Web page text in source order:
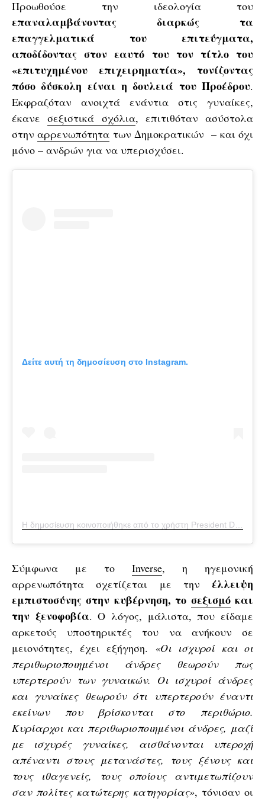
Προωθούσε την ιδεολογία του
επαναλαμβάνοντας διαρκώς τα
επαγγελματικά του επιτεύγματα,
αποδίδοντας στον εαυτό του τον τίτλο του
«επιτυχημένου επιχειρηματία», τονίζοντας
πόσο δύσκολη είναι η δουλειά του Προέδρου.
Εκφραζόταν ανοιχτά ενάντια στις γυναίκες,
έκανεσεξιστικά σχόλια, επιτιθόταν ασύστολα
στηναρρενωπότητα των Δημοκρατικών – και όχι
μόνο – ανδρών για να υπερισχύσει.
Δείτε αυτή τη δημοσίευση στο Instagram.
Η δημοσίευση κοινοποιήθηκε από το χρήστη President Donald J. Trump (@realdonaldtrump)
Σύμφωνα με το Inverse, η ηγεμονική
αρρενωπότητα σχετίζεται με την έλλειψη
εμπιστοσύνης στην κυβέρνηση, το σεξισμόκαι
την ξενοφοβία. Ο λόγος, μάλιστα, που είδαμε
αρκετούς υποστηρικτές του να ανήκουν σε
μειονότητες, έχει εξήγηση. «Οι ισχυροί και οι
περιθωριοποιημένοι άνδρες θεωρούν πως
υπερτερούν των γυναικών. Οι ισχυροί άνδρες
και γυναίκες θεωρούν ότι υπερτερούν έναντι
εκείνων που βρίσκονται στο περιθώριο.
Κυρίαρχοι και περιθωριοποιημένοι άνδρες, μαζί
με ισχυρές γυναίκες, αισθάνονται υπεροχή
απέναντι στους μετανάστες, τους ξένους και
τους ιθαγενείς, τους οποίους αντιμετωπίζουν
σαν πολίτες κατώτερης κατηγορίας», τόνισαν οι